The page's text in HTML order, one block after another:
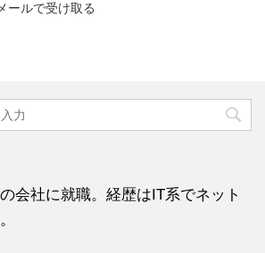
ールで受け取る
会社に就職。経歴はIT系でネット